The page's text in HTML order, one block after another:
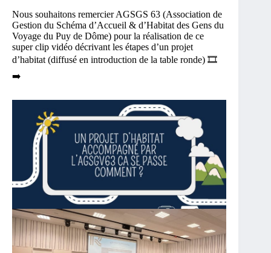
Nous souhaitons remercier AGSGS 63 (Association de
Gestion du Schéma d’Accueil & d’Habitat des Gens du
Voyage du Puy de Dôme) pour la réalisation de ce
super clip vidéo décrivant les étapes d’un projet
d’habitat (diffusé en introduction de la table ronde) 🎞
➡